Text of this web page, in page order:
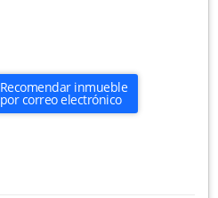
Recomendar inmueble
por correo electrónico